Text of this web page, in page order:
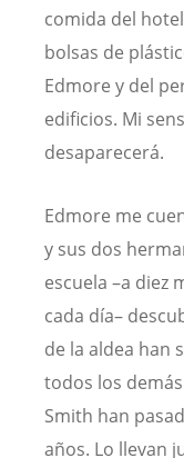
comida del
bolsas de
Edmore y del
edificios. Mi
desaparecerá.
Edmore me
y sus dos
escuela –a diez
cada día–
de la aldea han
todos los
Smith han
años. Lo llevan